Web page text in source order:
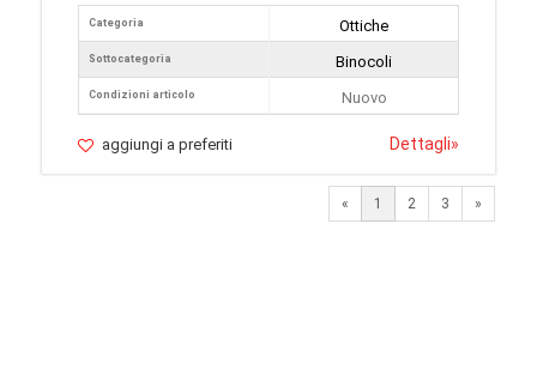
Categoria
Sottocategoria
Condizioni articolo
Ottiche
Binocoli
Nuovo
aggiungi a preferiti Dettagli»
« 1 2 3 »